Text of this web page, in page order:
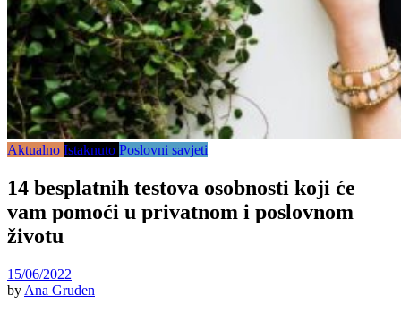
Aktualno Istaknuto Poslovni savjeti
14 besplatnih testova osobnosti koji će
vam pomoći u privatnom i poslovnom
životu
15/06/2022
by Ana Gruden